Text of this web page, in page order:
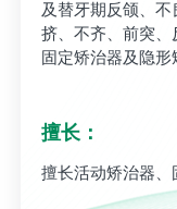
及替牙期反颌、
挤、不齐、前突、
固定矫治器及隐形
擅长：
擅长活动矫治器、